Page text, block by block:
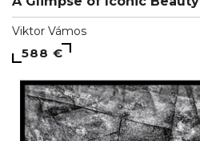
Viktor Vámos
588 €